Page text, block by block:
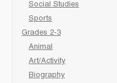
Social Studies
Sports
Grades 2-3
Animal
Art/Activity
Biography